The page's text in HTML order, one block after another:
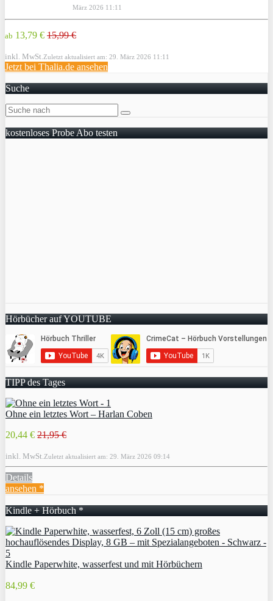
März 2026 11:11
ab 13,79 € 15,99 €
inkl. MwSt. Zuletzt aktualisiert am: 29. März 2026 11:11
Jetzt bei Thalia.de ansehen
Suche
kostenloses Probe Abo testen
Hörbücher auf YOUTUBE
TIPP des Tages
Ohne ein letztes Wort – Harlan Coben
20,44 € 21,95 €
inkl. MwSt. Zuletzt aktualisiert am: 29. März 2026 09:14
Details
ansehen *
Kindle + Hörbuch *
Kindle Paperwhite, wasserfest und mit Hörbüchern
84,99 €